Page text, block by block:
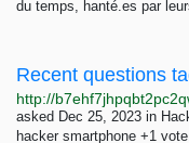
du temps, hanté.es par
asked Dec 25, 2023 in
hacker smartphone +1